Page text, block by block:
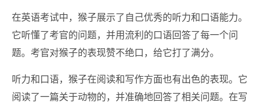
在英语考试中，猴子展示了自己优秀的听力和口语能力。
它听懂了考官的问题，并用流利的口语回答了每一个问
题。考官对猴子的表现赞不绝口，给它打了满分。
听力和口语，猴子在阅读和写作方面也有出色的表现。它
阅读了一篇关于动物的，并准确地回答了相关问题。在写